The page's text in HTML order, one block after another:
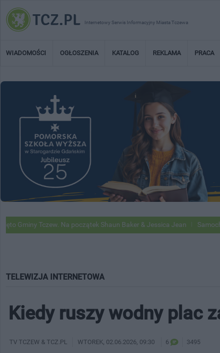
Internetowy Serwis Informacyjny Miasta Tczewa
WIADOMOŚCI OGŁOSZENIA KATALOG REKLAMA PRACA
Na początek Shaun Baker & Jessica Jean Samochody Google
TELEWIZJA INTERNETOWA
Kiedy ruszy wodny plac
TV TCZEW & TCZ.PL WTOREK , 02.06.2026, 09:30 6 3495